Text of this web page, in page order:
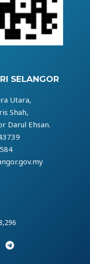
SELANGOR
Utara,
Shah,
Darul Ehsan.